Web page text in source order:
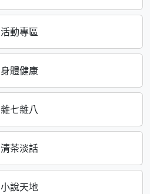
活動專區
身體健康
雜七雜八
清茶淡話
小說天地